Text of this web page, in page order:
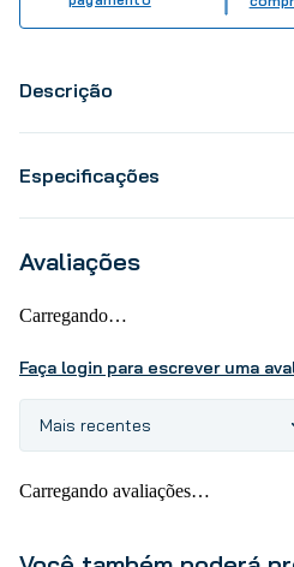
Descrição
Especificações
Avaliações
Carregando…
Faça login para escrever uma
Mais recentes
Carregando avaliações…